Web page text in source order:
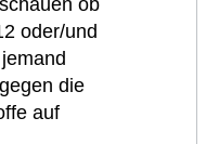
ob
oder/und
die
auf